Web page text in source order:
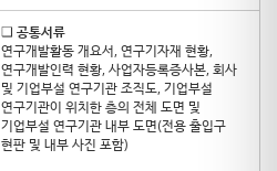
❑ 공통서류
연구개발활동 개요서, 연구기자재 현황,
연구개발인력 현황, 사업자등록증사본, 회사
및 기업부설 연구기관 조직도, 기업부설
연구기관이 위치한 층의 전체 도면 및
기업부설 연구기관 내부 도면(전용 출입구
현판 및 내부 사진 포함)